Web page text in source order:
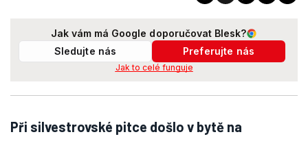
Jak vám má Google doporučovat Blesk?
Sledujte nás
Preferujte nás
Jak to celé funguje
Při silvestrovské pitce došlo v bytě na